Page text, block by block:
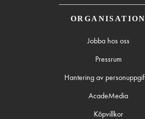
ORGANISATION
Jobba hos oss
Pressrum
Hantering av
AcadeMedia
Köpvillkor